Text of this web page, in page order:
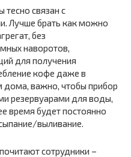
связан с
Лучше брать как можно
без
наворотов,
для получения
кофе даже в
важно, чтобы прибор
резервуарами для воды,
время будет постоянно
выливание.
сотрудники –